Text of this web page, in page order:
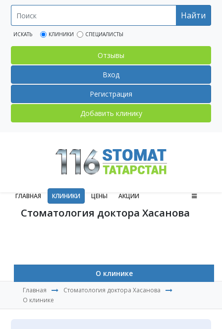
Найти
ИСКАТЬ КЛИНИКИ СПЕЦИАЛИСТЫ
Отзывы
Вход
Регистрация
Добавить клинику
ГЛАВНАЯ КЛИНИКИ ЦЕНЫ АКЦИИ
Стоматология доктора Хасанова
О клинике
Главная
Стоматология доктора Хасанова
О клинике